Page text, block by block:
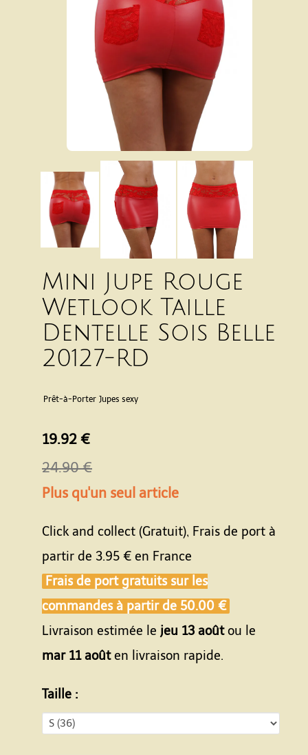
Mini Jupe Rouge
Wetlook Taille
Dentelle Sois Belle
20127-RD
Prêt-à-Porter Jupes sexy
19.92 €
24.90 €
Plus qu'un seul article
Click and collect (Gratuit), Frais de port à
partir de 3.95 € en France
Frais de port gratuits sur les
commandes à partir de 50.00 €
Livraison estimée le jeu 13 aoûtou le
mar 11 aoûten livraison rapide.
Taille :